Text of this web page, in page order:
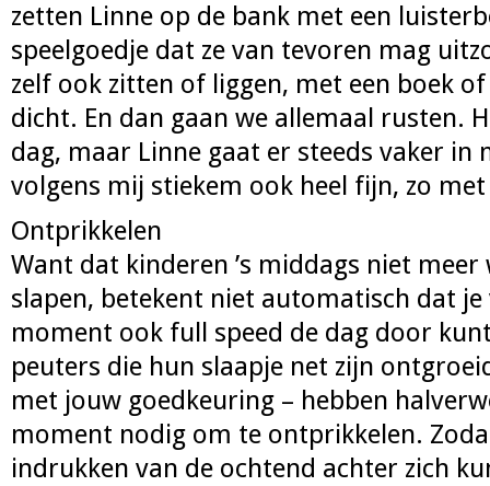
zetten Linne op de bank met een
speelgoedje dat ze van tevoren mag
zelf ook zitten of liggen, met een boek
dicht. En dan gaan we allemaal rusten.
dag, maar Linne gaat er steeds vaker in
volgens mij stiekem ook heel fijn, zo met
Ontprikkelen
Want dat kinderen ’s middags niet
slapen, betekent niet automatisch dat
moment ook full speed de dag door
peuters die hun slaapje net zijn
met jouw goedkeuring – hebben
moment nodig om te ontprikkelen.
indrukken van de ochtend achter zich